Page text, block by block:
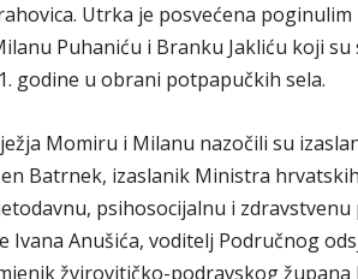
Utrka je posvećena
Puhaniću i Branku Jakliću koji su
godine u obrani potpapučkih sela.
Momiru i Milanu nazočili su
Batrnek, izaslanik Ministra
psihosocijalnu i
Anušića, voditelj Područnog
žvirovitičko-podravskog župana